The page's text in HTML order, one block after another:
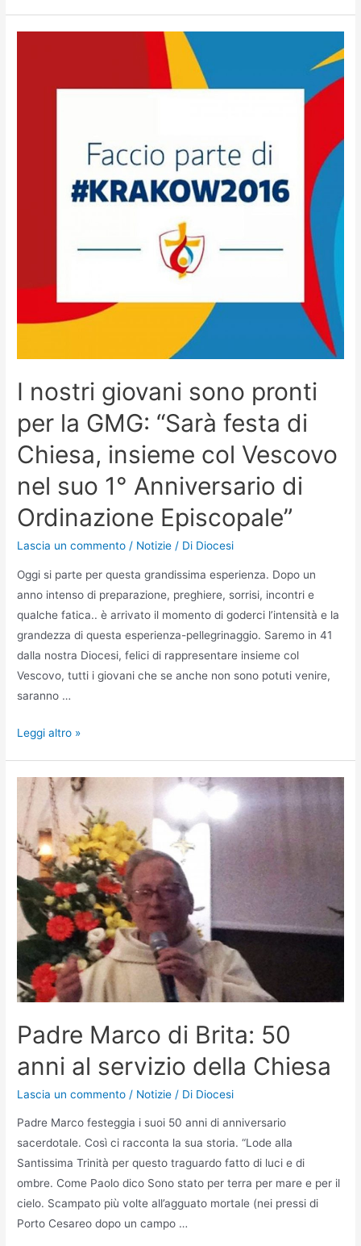
I nostri giovani sono pronti
per la GMG: “Sarà festa di
Chiesa, insieme col Vescovo
nel suo 1° Anniversario di
Ordinazione Episcopale”
Lascia un commento / Notizie / Di Diocesi
Oggi si parte per questa grandissima esperienza. Dopo un
anno intenso di preparazione, preghiere, sorrisi, incontri e
qualche fatica.. è arrivato il momento di goderci l’intensità e la
grandezza di questa esperienza-pellegrinaggio. Saremo in 41
dalla nostra Diocesi, felici di rappresentare insieme col
Vescovo, tutti i giovani che se anche non sono potuti venire,
saranno …
Leggi altro »
Padre Marco di Brita: 50
anni al servizio della Chiesa
Lascia un commento / Notizie / Di Diocesi
Padre Marco festeggia i suoi 50 anni di anniversario
sacerdotale. Così ci racconta la sua storia. “Lode alla
Santissima Trinità per questo traguardo fatto di luci e di
ombre. Come Paolo dico Sono stato per terra per mare e per il
cielo. Scampato più volte all’agguato mortale (nei pressi di
Porto Cesareo dopo un campo …